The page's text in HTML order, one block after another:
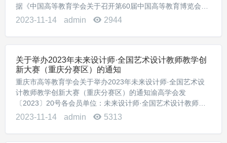
据《中国高等教育学会关于召开第60届中国高等教育博览会的
通知》要求，经学会研究，决定在会员单位和各分支机构范围
2023-11-14 admin 2944
关于举办2023年未来设计师·全国艺术设计教师教学创
新大赛（重庆分赛区）的通知
重庆市高等教育学会关于举办2023年未来设计师·全国艺术设
计教师教学创新大赛（重庆分赛区）的通知渝高学会发
〔2023〕20号各会员单位：未来设计师·全国艺术设计教师教
学创新大赛（教创赛）是首个聚焦艺术设计学科教学创新的赛
2023-11-14 admin 5313